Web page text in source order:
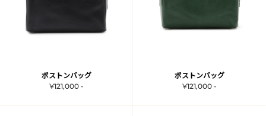
ボストンバッグ
¥121,000 -
ボストンバッグ
¥121,000 -